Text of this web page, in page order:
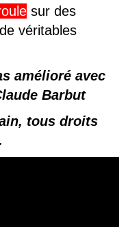
sur des
véritables
amélioré avec
Barbut
tous droits